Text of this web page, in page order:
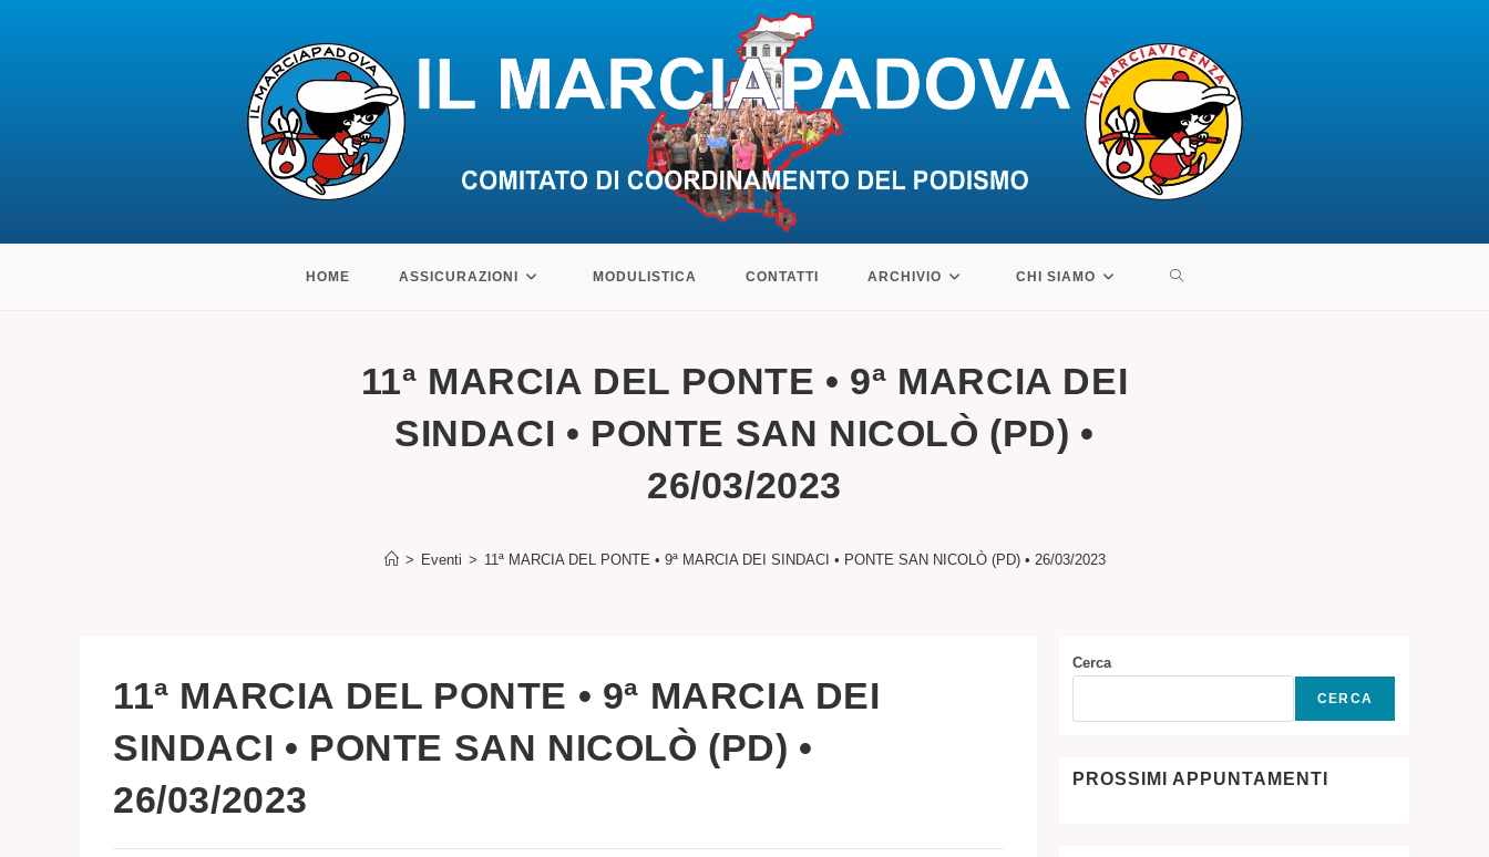
contenuto
HOME ASSICURAZIONI MODULISTICA CONTATTI ARCHIVIO CHI SIAMO ATTIVA/DISATTIVA
11ª MARCIA DEL PONTE • 9ª MARCIA DEI
SINDACI • PONTE SAN NICOLÒ (PD) •
26/03/2023
> Eventi > 11ª MARCIA DEL PONTE • 9ª MARCIA DEI SINDACI • PONTE SAN NICOLÒ (PD) • 26/03/2023
11ª MARCIA DEL PONTE • 9ª MARCIA DEI
SINDACI • PONTE SAN NICOLÒ (PD) •
26/03/2023
Cerca
CERCA
PROSSIMI APPUNTAMENTI